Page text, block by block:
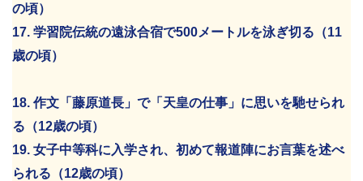
の頃）
17. 学習院伝統の遠泳合宿で500メートルを泳ぎ切る（11
歳の頃）
18. 作文「藤原道長」で「天皇の仕事」に思いを馳せられ
る（12歳の頃）
19. 女子中等科に入学され、初めて報道陣にお言葉を述べ
られる（12歳の頃）